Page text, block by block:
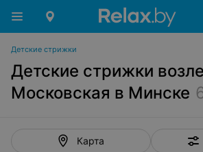
Детские стрижки
Детские стрижки
Московская в Минске
Карта